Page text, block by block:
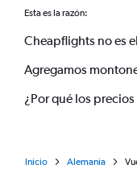
Esta es la razón:
Cheapflights no es
Agregamos
¿Por qué los
Inicio Alemania